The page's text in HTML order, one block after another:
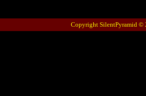
Copyright SilentPyramid ©